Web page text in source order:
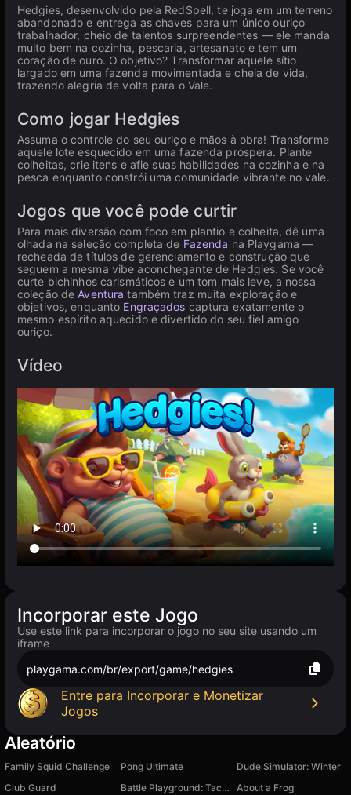
Hedgies, desenvolvido pela RedSpell, te joga em um terreno
abandonado e entrega as chaves para um único ouriço
trabalhador, cheio de talentos surpreendentes — ele manda
muito bem na cozinha, pescaria, artesanato e tem um
coração de ouro. O objetivo? Transformar aquele sítio
largado em uma fazenda movimentada e cheia de vida,
trazendo alegria de volta para o Vale.
Como jogar Hedgies
Assuma o controle do seu ouriço e mãos à obra! Transforme
aquele lote esquecido em uma fazenda próspera. Plante
colheitas, crie itens e afie suas habilidades na cozinha e na
pesca enquanto constrói uma comunidade vibrante no vale.
Jogos que você pode curtir
Para mais diversão com foco em plantio e colheita, dê uma
olhada na seleção completa de Fazenda na Playgama —
recheada de títulos de gerenciamento e construção que
seguem a mesma vibe aconchegante de Hedgies. Se você
curte bichinhos carismáticos e um tom mais leve, a nossa
coleção deAventura também traz muita exploração e
objetivos, enquanto Engraçados captura exatamente o
mesmo espírito aquecido e divertido do seu fiel amigo
ouriço.
Vídeo
Incorporar este Jogo
Use este link para incorporar o jogo no seu site usando um
iframe
playgama.com/br/export/game/hedgies
Entre para Incorporar e Monetizar
Jogos
Aleatório
Family Squid Challenge Pong Ultimate
Dude Simulator: Winter
Club Guard
Battle Playground: Tactical Simulator
About a Frog